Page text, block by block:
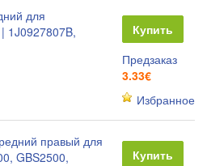
для
1J0927807B,
Купить
Предзаказ
3.33€
Избранное
правый для
GBS2500,
Купить